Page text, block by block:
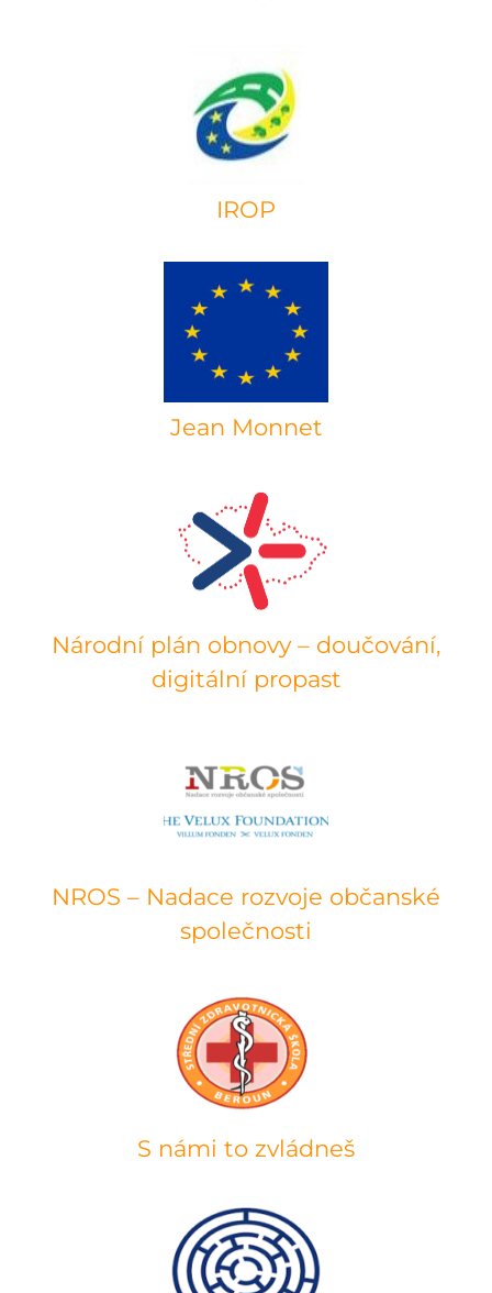
IROP
Jean Monnet
Národní plán obnovy – doučování,
digitální propast
NROS – Nadace rozvoje občanské
společnosti
S námi to zvládneš